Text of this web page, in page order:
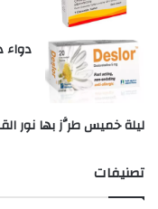
دواء
ليلة خميس طرَّز بها نور
تصنيفات